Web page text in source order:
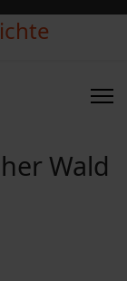
Wald